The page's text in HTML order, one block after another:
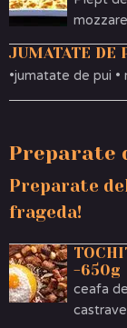
JUMATATE DE
•jumatate de pui •
Preparate
Preparate
frageda!
-650g
ceafa